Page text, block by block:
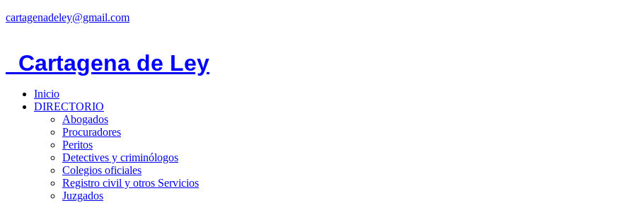
cartagenadeley@gmail.com
Cartagena de Ley
Inicio
DIRECTORIO
Abogados
Procuradores
Peritos
Detectives y criminólogos
Colegios oficiales
Registro civil y otros Servicios
Juzgados